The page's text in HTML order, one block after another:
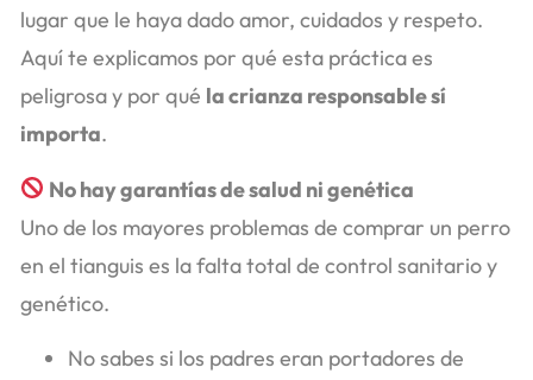
lugar que le haya dado amor, cuidados y respeto.
Aquí te explicamos por qué esta práctica es
peligrosa y por qué la crianza responsable sí
importa.
No hay garantías de salud ni genética
Uno de los mayores problemas de comprar un perro
en el tianguis es la falta total de control sanitario y
genético.
No sabes si los padres eran portadores de